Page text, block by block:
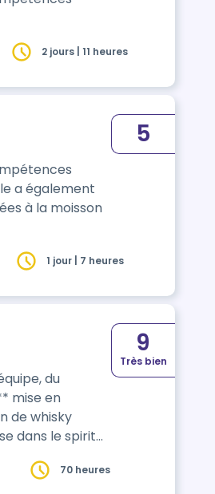
2 jours | 11 heures
a également
à la moisson
5
1 jour | 7 heures
de whisky
dans le spirit
fini - 📊
9
Très bien
70 heures